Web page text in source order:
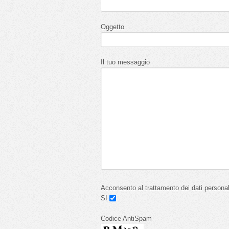
Oggetto
Il tuo messaggio
Acconsento al trattamento dei dati
SI
Codice AntiSpam